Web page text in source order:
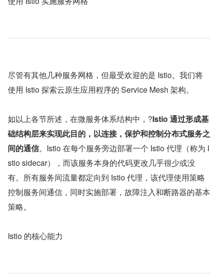
尽管有其他几种服务网格，但最受欢迎的是 Istio。我们将
使用 Istio 探索云原生应用程序的 Service Mesh 架构。
如以上各节所述，在微服务体系结构中，?Istio 通过形成基
础结构层来实现此目的，以连接，保护和控制分布式服务之
间的通信。Istio 在每个服务旁边部署一个 Istio 代理（称为 I
stio sidecar），而该服务本身的代码更改几乎很少或没
有。所有服务间流量都定向到 Istio 代理，该代理使用策略
控制服务间通信，同时实施部署，故障注入和断路器的基本
策略。
Istio 的核心能力